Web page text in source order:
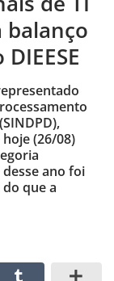
balanço
(26/08)
ano foi
que a